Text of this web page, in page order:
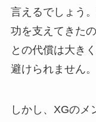
言えるでしょう
功を支えてきた
との代償は大き
避けられません。
しかし、XGのメ